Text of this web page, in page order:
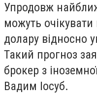
Упродовж
можуть
долару відносно
Такий прогноз
брокер з
Вадим Іосуб.